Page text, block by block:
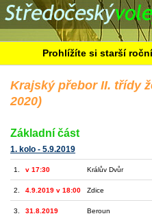
Prohlížíte si starší
Krajský přebor II. třídy
2020)
Základní část
1. kolo - 5.9.2019
1. v 17:30 Králův Dvůr
2. 4.9.2019 v 18:00 Zdice
3. 31.8.2019 Beroun